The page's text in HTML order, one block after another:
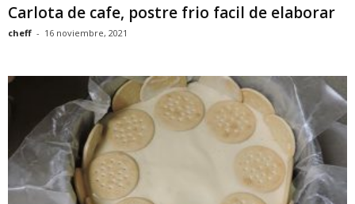
Carlota de cafe, postre frio facil de elaborar
cheff - 16 noviembre, 2021